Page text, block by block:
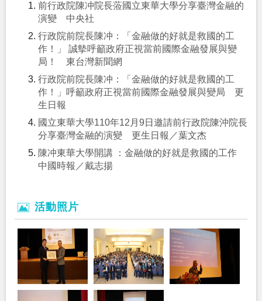
前行政院陳冲院長蒞國立東華大學分享臺灣金融的
演變 中央社
行政院前院長陳冲：「金融做的好就是救國的工
作！」 誠摰呼籲政府正視當前國際金融發展與變
局！ 東台灣新聞網
行政院前院長陳冲：「金融做的好就是救國的工
作！」呼籲政府正視當前國際金融發展與變局 更
生日報
國立東華大學110年12月9日邀請前行政院陳沖院長
分享臺灣金融的演變 更生日報／葉文杰
陳冲東華大學開講 ：金融做的好就是救國的工作
中國時報／戴志揚
活動照片